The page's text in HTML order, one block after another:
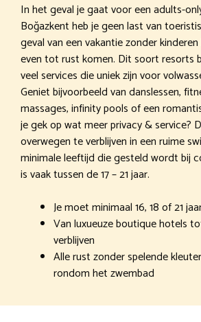
In het geval je gaat voor een adults-
Boğazkent heb je geen last van
geval van een vakantie zonder
even tot rust komen. Dit soort resorts
veel services die uniek zijn voor
Geniet bijvoorbeeld van danslessen,
massages, infinity pools of een
je gek op wat meer privacy & service?
overwegen te verblijven in een ruime
minimale leeftijd die gesteld wordt bij
is vaak tussen de 17 – 21 jaar.
Je moet minimaal 16, 18 of 21
Van luxueuze boutique hotels
verblijven
Alle rust zonder spelende
rondom het zwembad